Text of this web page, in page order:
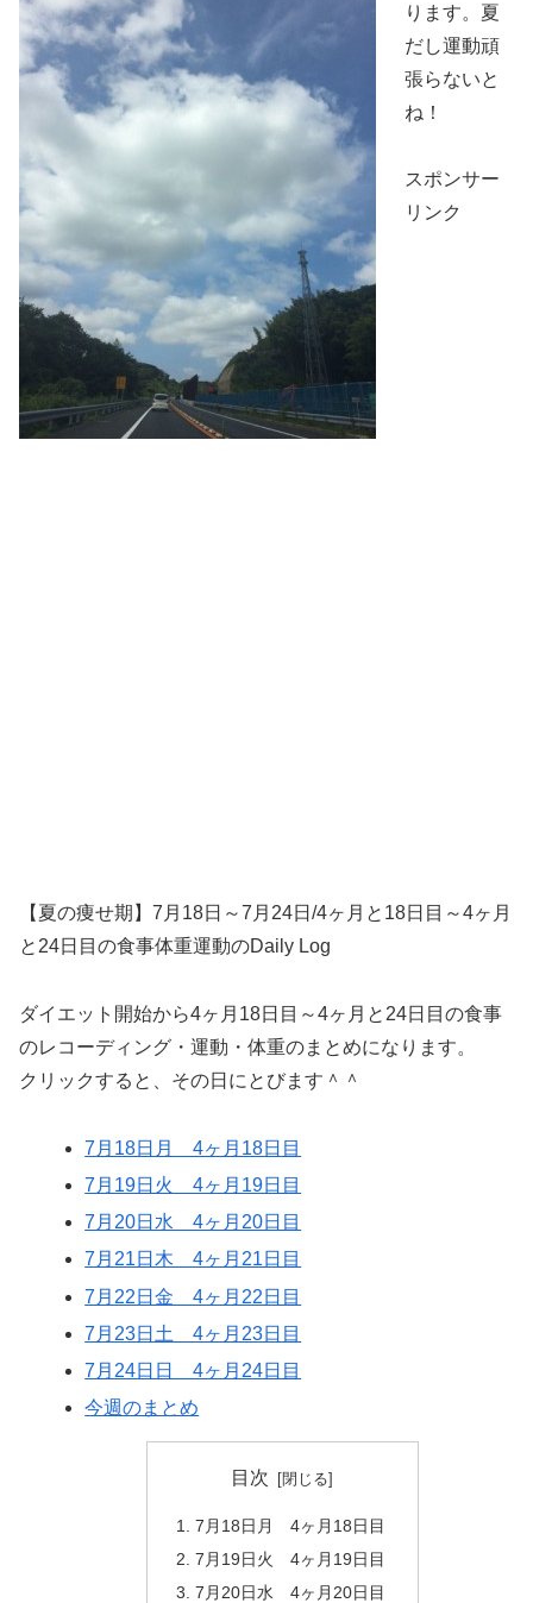
ります。夏
だし運動頑
張らないと
ね！
スポンサー
リンク
【夏の痩せ期】7月18日～7月24日/4ヶ月と18日目～4ヶ月
と24日目の食事体重運動のDaily Log
ダイエット開始から4ヶ月18日目～4ヶ月と24日目の食事
のレコーディング・運動・体重のまとめになります。
クリックすると、その日にとびます＾＾
7月18日月 4ヶ月18日目
7月19日火 4ヶ月19日目
7月20日水 4ヶ月20日目
7月21日木 4ヶ月21日目
7月22日金 4ヶ月22日目
7月23日土 4ヶ月23日目
7月24日日 4ヶ月24日目
今週のまとめ
目次
7月18日月 4ヶ月18日目
7月19日火 4ヶ月19日目
7月20日水 4ヶ月20日目